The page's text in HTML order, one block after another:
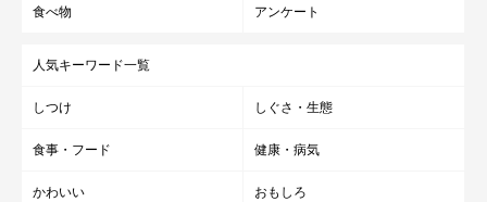
う！
食べ物 アンケート
人気キーワード一覧
しつけ しぐさ・生態
食事・フード 健康・病気
かわいい おもしろ